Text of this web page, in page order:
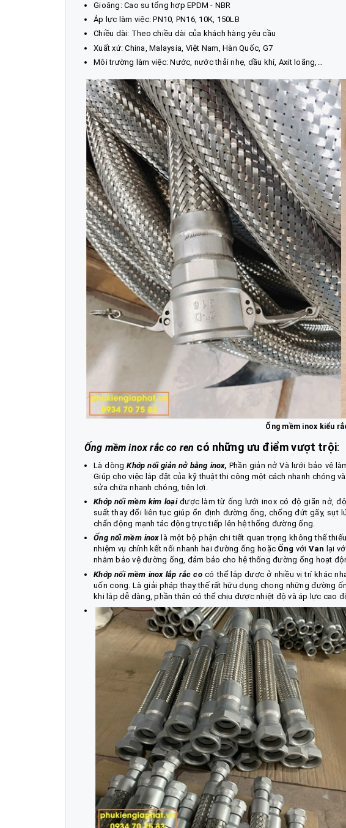
Gioăng: Cao su tổng hợp EPDM - NBR
Áp lực làm việc: PN10, PN16, 10K, 150LB
Chiều dài: Theo chiều dài của khách hàng yêu cầu
Xuất xứ: China, Malaysia, Việt Nam, Hàn Quốc, G7
Môi trường làm việc: Nước, nước thải nhẹ, dầu khí, Axit loãng,…
Ống mềm inox kiểu
Ống mềm inox rắc co ren có những ưu điểm vượt trội:
Là dòngKhớp nối giản nở bằng inox, Phần giản nở Và lưới bảo vệ
Giúp cho việc lắp đặt của kỹ thuật thi công một cách nhanh chóng
sửa chữa nhanh chóng, tiện lợi.
Khớp nối mềm kim loại được làm từ ống lưới inox có độ giãn nở,
suất thay đổi liên tục giúp ổn định đường ống, chống đứt gãy, sụt
chấn động mạnh tác động trực tiếp lên hệ thống đường ống.
Ống nối mềm inoxlà một bộ phận chi tiết quan trọng không thể
nhiệm vụ chính kết nối nhanh hai đường ống hoặc Ống với Van lại
nhằm bảo vệ đường ống, đảm bảo cho hệ thống đường ống hoạt
Khớp nối mềm inox lắp rắc cocó thể lắp được ở nhiều vị trí khác
uốn cong. Là giải pháp thay thế rất hữu dụng chong những đường
khi lắp dễ dàng, phần thân có thể chịu được nhiệt độ và áp lực cao